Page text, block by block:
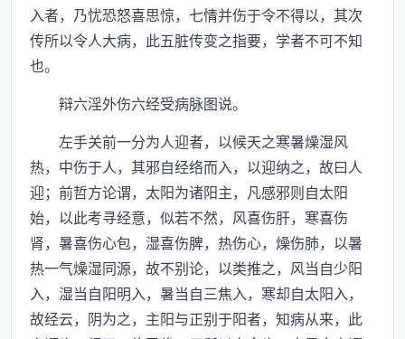
入者，乃忧恐怒喜思惊，七情并伤于令不得以，其次
传所以令人大病，此五脏传变之指要，学者不可不知
也。
辩六淫外伤六经受病脉图说。
左手关前一分为人迎者，以候天之寒暑燥湿风
热，中伤于人，其邪自经络而入，以迎纳之，故曰人
迎；前哲方论谓，太阳为诸阳主，凡感邪则自太阳
始，以此考寻经意，似若不然，风喜伤肝，寒喜伤
肾，暑喜伤心包，湿喜伤脾，热伤心，燥伤肺，以暑
热一气燥湿同源，故不别论，以类推之，风当自少阳
入，湿当自阳明入，暑当自三焦入，寒却自太阳入，
故经云，阴为之，主阳与正别于阳者，知病从来，此